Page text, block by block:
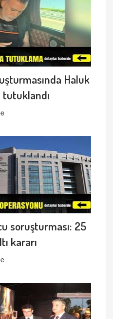
Haluk
tutuklandı
soruşturması: 25
kararı